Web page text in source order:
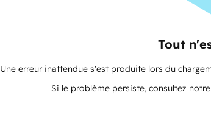
Tout
Une erreur inattendue s'est produite lors du
Si le problème persiste, consultez